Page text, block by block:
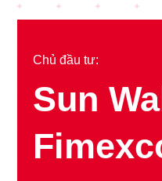
Chủ đầu tư:
Sun